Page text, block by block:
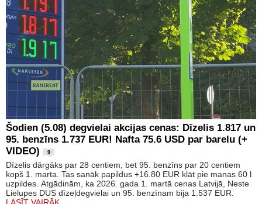
Šodien (5.08) degvielai akcijas cenas: Dīzelis 1.817 un
95. benzīns 1.737 EUR! Nafta 75.6 USD par barelu (+
VIDEO)
9
Dīzelis dārgāks par 28 centiem, bet 95. benzīns par 20 centiem
kopš 1. marta. Tas sanāk papildus +16.80 EUR klāt pie manas 60 l
uzpildes. Atgādinām, ka 2026. gada 1. martā cenas Latvijā, Neste
Lielupes DUS dīzeļdegvielai un 95. benzīnam bija 1.537 EUR.